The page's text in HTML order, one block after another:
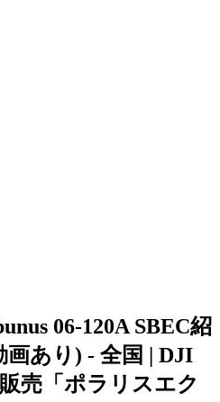
06-120A SBEC紹
あり) - 全国 | DJI
売「ポラリスエク